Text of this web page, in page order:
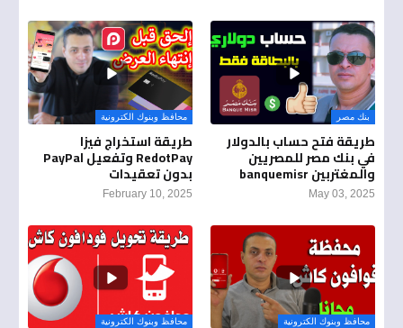
بنك مصر
طريقة فتح حساب بالدولار
في بنك مصر للمصريين
والمغتربين banquemisr
May 03, 2025
محافظ وبنوك الكترونية
طريقة استخراج فيزا
RedotPay وتفعيل PayPal
بدون تعقيدات
February 10, 2025
محافظ وبنوك الكترونية محافظ وبنوك الكترونية